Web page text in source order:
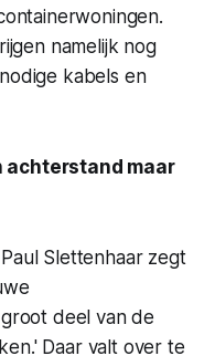
namelijk nog
kabels en
achterstand maar
Slettenhaar zegt
deel van de
Daar valt over te